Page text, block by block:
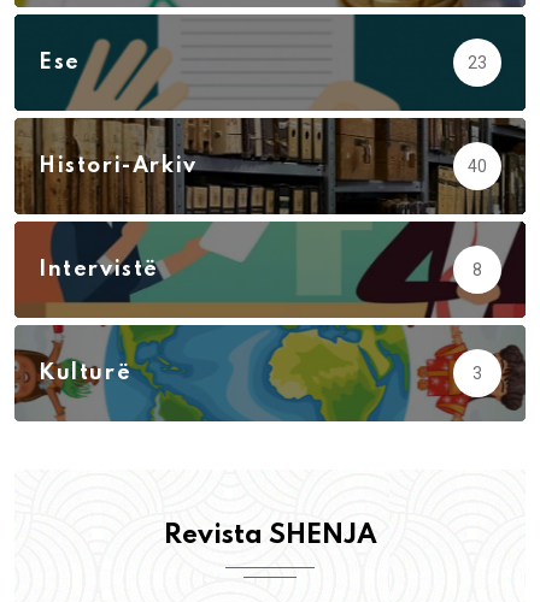
Ese 23
Histori-Arkiv 40
Intervistë 8
Kulturë 3
Revista SHENJA